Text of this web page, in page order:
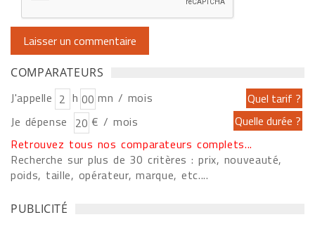
COMPARATEURS
J'appelle h
mn / mois
Je dépense
€ / mois
Retrouvez tous nos comparateurs complets...
Recherche sur plus de 30 critères : prix, nouveauté,
poids, taille, opérateur, marque, etc....
PUBLICITÉ